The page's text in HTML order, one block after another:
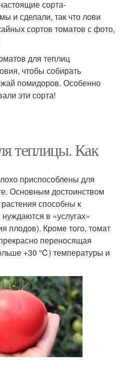
сорта-
и сделали, так что лови
сортов томатов с фото,
для теплиц
чтобы собирать
помидоров. Особенно
эти сорта!
теплицы. Как
приспособлены для
Основным достоинством
растения способны к
в «услугах»
плодов). Кроме того, томат
переносящая
+30 ℃) температуры и